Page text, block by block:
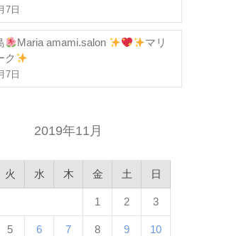
7日
Maria amami.salon
マリ
ク
7日
2019年11月
火 水 木 金 土 日
1 2 3
5 6 7 8 9 10